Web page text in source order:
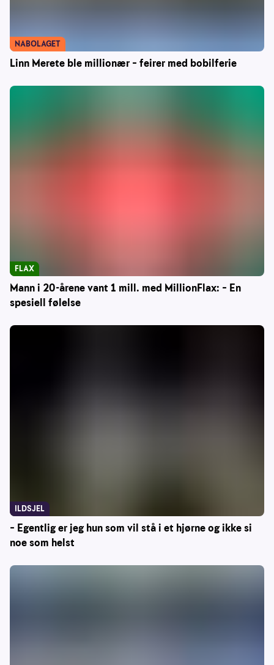
Linn Merete ble millionær – feirer med bobilferie
NABOLAGET
Mann i 20-årene vant 1 mill. med MillionFlax: – En
spesiell følelse
FLAX
– Egentlig er jeg hun som vil stå i et hjørne og ikke si
noe som helst
ILDSJEL